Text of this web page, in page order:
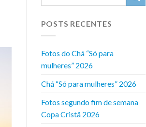
POSTS RECENTES
Fotos do Chá “Só para
mulheres” 2026
Chá “Só para mulheres” 2026
Fotos segundo fim de semana
Copa Cristã 2026